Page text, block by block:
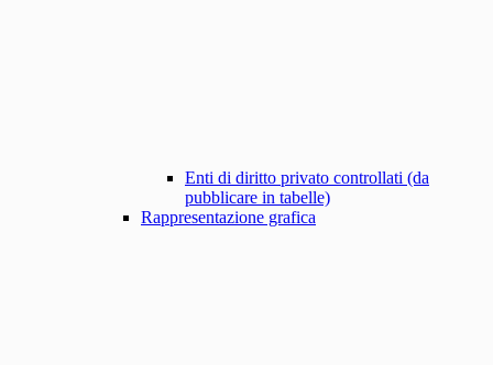
Enti di diritto privato controllati (da
pubblicare in tabelle)
Rappresentazione grafica